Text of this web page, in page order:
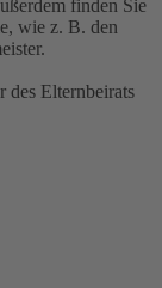
finden Sie
wie z. B. den
des Elternbeirats